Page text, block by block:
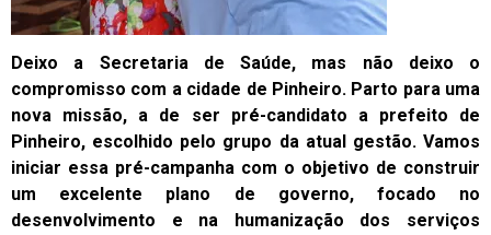
Deixo a Secretaria de Saúde, mas não deixo o
compromisso com a cidade de Pinheiro. Parto para uma
nova missão, a de ser pré-candidato a prefeito de
Pinheiro, escolhido pelo grupo da atual gestão. Vamos
iniciar essa pré-campanha com o objetivo de construir
um excelente plano de governo, focado no
desenvolvimento e na humanização dos serviços